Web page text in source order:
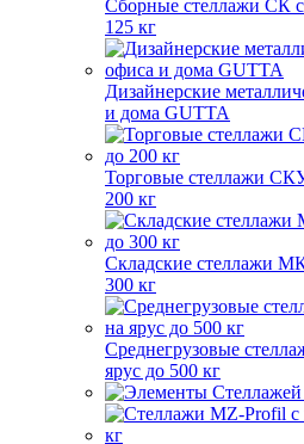
Сборные стеллажи СК с
125 кг
Дизайнерские
и дома GUTTA
Торговые стеллажи
200 кг
Складские стеллажи
300 кг
Среднегрузовые
ярус до 500 кг